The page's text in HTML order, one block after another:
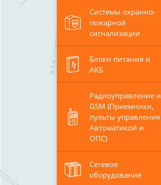
Системы охранно-
пожарной
сигнализации
Блоки питания и
АКБ
Радиоуправление и
GSM (Приемники,
пульты управления
Автоматикой и
ОПС)
Сетевое
оборудование